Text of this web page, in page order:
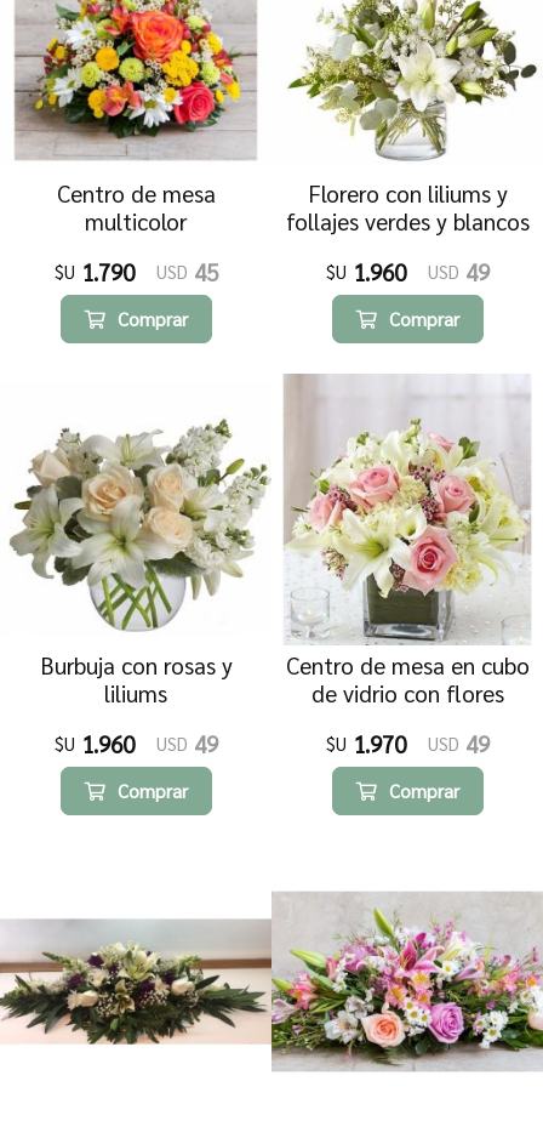
Centro de mesa
multicolor
$U 1.790 USD 45
Comprar
Florero con liliums y
follajes verdes y blancos
$U 1.960 USD 49
Comprar
Burbuja con rosas y
liliums
$U 1.960 USD 49
Comprar
Centro de mesa en cubo
de vidrio con flores
$U 1.970 USD 49
Comprar